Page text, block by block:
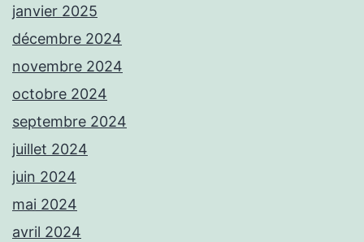
janvier 2025
décembre 2024
novembre 2024
octobre 2024
septembre 2024
juillet 2024
juin 2024
mai 2024
avril 2024